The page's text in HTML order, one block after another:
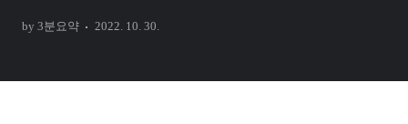
by 3분요약 2022. 10. 30.